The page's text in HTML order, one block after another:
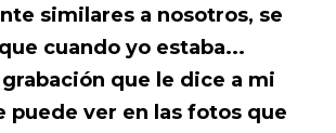
similares a nosotros, se
cuando yo estaba...
que le dice a mi
puede ver en las fotos que